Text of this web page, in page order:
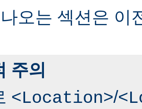
오는 섹션은 이
주의
<Location>/